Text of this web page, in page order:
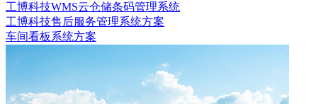
工博科技WMS云仓储条码管理系统
工博科技售后服务管理系统方案
车间看板系统方案